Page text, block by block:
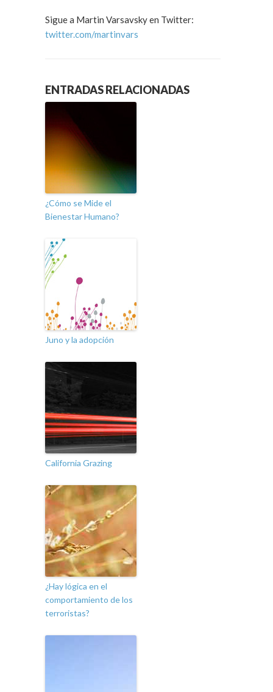
Sigue a Martin Varsavsky en Twitter:
twitter.com/martinvars
ENTRADAS RELACIONADAS
¿Cómo se Mide el
Bienestar Humano?
Juno y la adopción
California Grazing
¿Hay lógica en el
comportamiento de los
terroristas?